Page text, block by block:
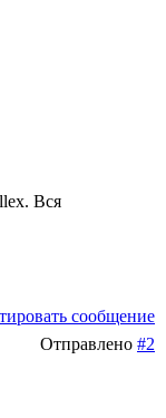
Вся
Отправлено #2